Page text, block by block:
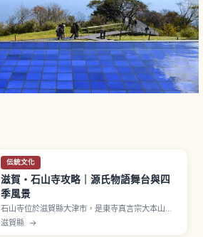
伝統文化
滋賀・石山寺攻略｜源氏物語舞台與四
季風景
石山寺位於滋賀縣大津市，是東寺真言宗大本山，
西國三十三所觀音靈場第13番札所。相傳紫式部曾
在此參籠並獲得《源氏物語》靈感，被親切稱為
滋賀縣 →